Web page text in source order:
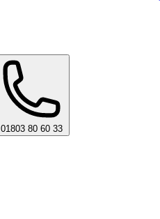
01803 80 60 33